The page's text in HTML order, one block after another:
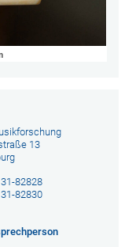
13
82828
82830